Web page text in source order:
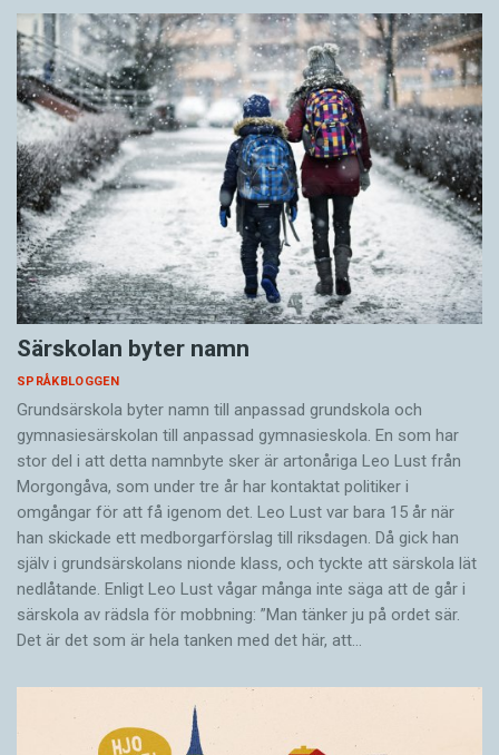
Särskolan byter namn
SPRÅKBLOGGEN
Grundsärskola byter namn till anpassad grundskola och
gymnasiesärskolan till anpassad gymnasieskola. En som har
stor del i att detta namnbyte sker är artonåriga Leo Lust från
Morgongåva, som under tre år har kontaktat politiker i
omgångar för att få igenom det. Leo Lust var bara 15 år när
han skickade ett medborgarförslag till riksdagen. Då gick han
själv i grundsärskolans nionde klass, och tyckte att särskola lät
nedlåtande. Enligt Leo Lust vågar många inte säga att de går i
särskola av rädsla för mobbning: ”Man tänker ju på ordet sär.
Det är det som är hela tanken med det här, att…